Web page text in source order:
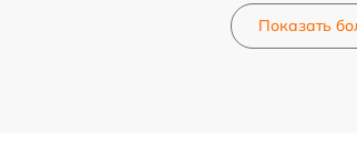
Показать